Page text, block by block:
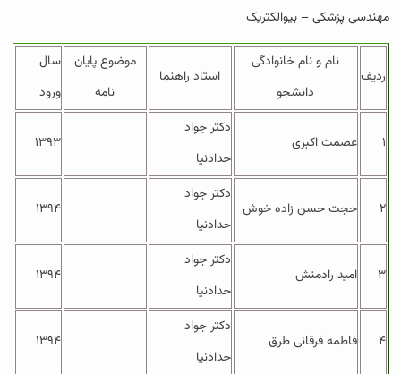
مهندسی پزشکی – بیوالکتریک
ردیف
نام و نام خانوادگی
دانشجو
استاد راهنما
موضوع پایان
نامه
سال
ورود
۱ عصمت اکبری
دکتر جواد
حدادنیا
۱۳۹۳
۲ حجت حسن زاده خوش
دکتر جواد
حدادنیا
۱۳۹۴
۳ امید رادمنش
دکتر جواد
حدادنیا
۱۳۹۴
۴ فاطمه فرقانی طرق
دکتر جواد
حدادنیا
۱۳۹۴